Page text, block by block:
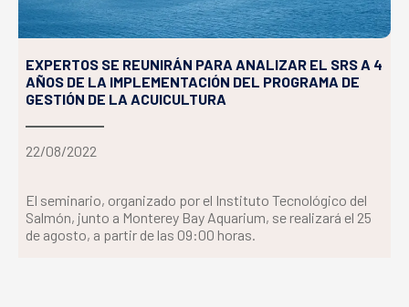
EXPERTOS SE REUNIRÁN PARA ANALIZAR EL SRS A 4
AÑOS DE LA IMPLEMENTACIÓN DEL PROGRAMA DE
GESTIÓN DE LA ACUICULTURA
22/08/2022
El seminario, organizado por el Instituto Tecnológico del
Salmón, junto a Monterey Bay Aquarium, se realizará el 25
de agosto, a partir de las 09:00 horas.